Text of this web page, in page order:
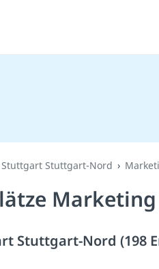
Stuttgart Stuttgart-Nord
Stuttgart-Nord (198